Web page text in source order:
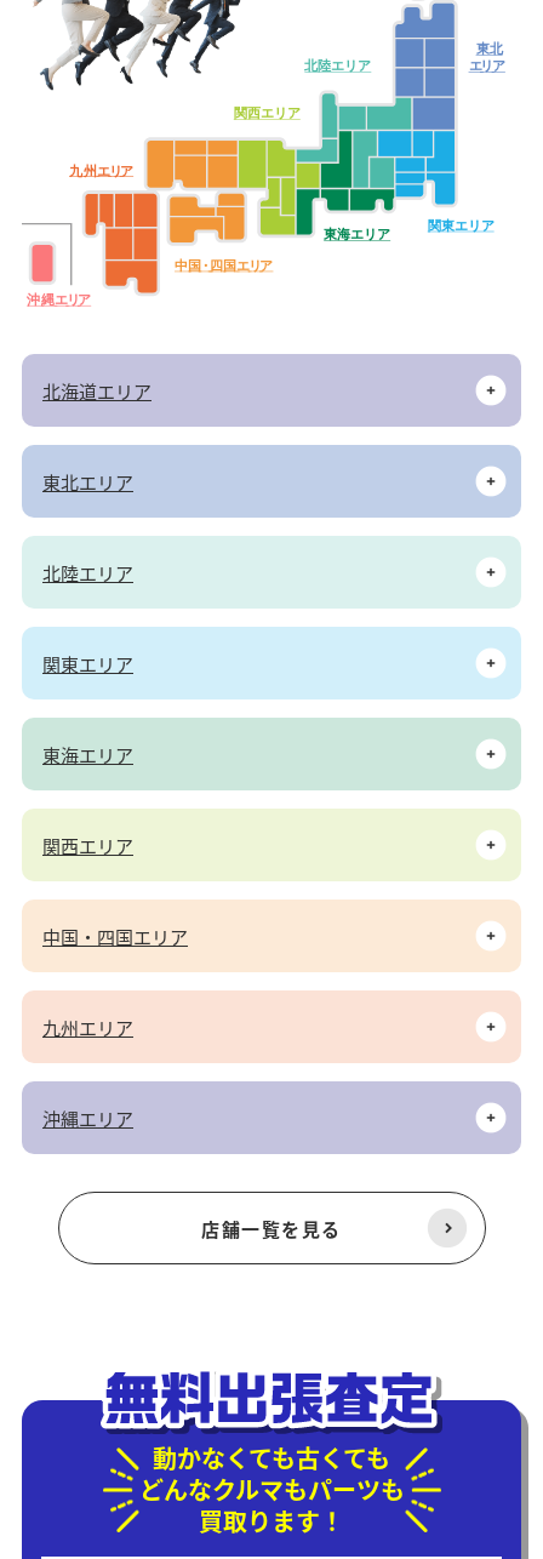
東北
エリア
関東エリア
東海エリア
北陸エリア
関西エリア
中 国・四国 エリア
沖縄エリア
九州 エリア
北海道エリア
東北エリア
北陸エリア
関東エリア
東海エリア
関西エリア
中国・四国エリア
九州エリア
沖縄エリア
店舗一覧を見る
動かなくても古くても
どんなクルマもパーツも
買取ります！